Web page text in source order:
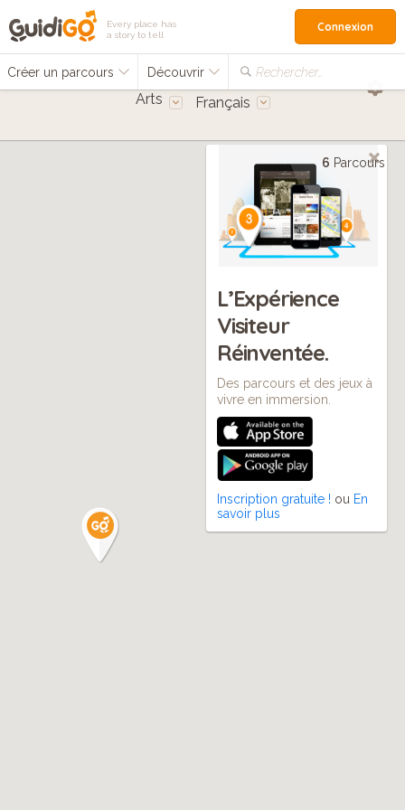
Every place has
a story to tell
Créer un parcours Découvrir Rechercher…
Connexion
Arts Français
6 Parcours
4
L’Expérience
Visiteur
Réinventée.
Des parcours et des jeux à
vivre en immersion.
Inscription gratuite ! ou En
savoir plus